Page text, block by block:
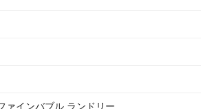
ァインバブル ランドリー